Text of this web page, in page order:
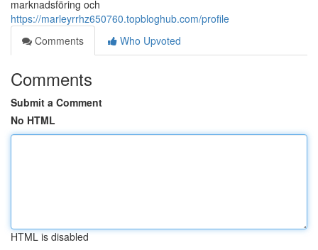
marknadsföring och
https://marleyrrhz650760.topbloghub.com/profile
Comments
Who Upvoted
Comments
Submit a Comment
No HTML
HTML is disabled